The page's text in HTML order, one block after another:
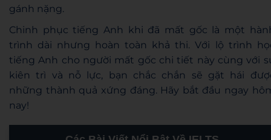
gánh nặng.
Chinh phục tiếng Anh khi đã mất gốc là một
trình dài nhưng hoàn toàn khả thi. Với lộ trình
tiếng Anh cho người mất gốc chi tiết này cùng với
kiên trì và nỗ lực, bạn chắc chắn sẽ gặt hái
những thành quả xứng đáng. Hãy bắt đầu ngay
nay!